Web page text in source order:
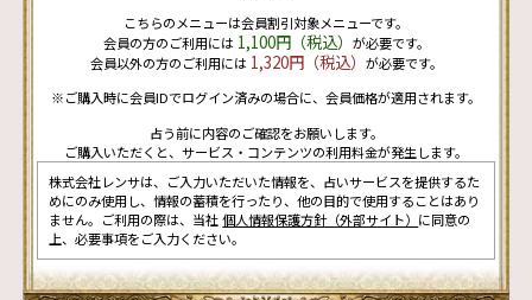
こちらのメニューは会員割引対象メニューです。
会員の方のご利用には 1,100円（税込） が必要です。
会員以外の方のご利用には 1,320円（税込） が必要です。
※ご購入時に会員IDでログイン済みの場合に、会員価格が適用されます。
占う前に内容のご確認をお願いします。
ご購入いただくと、サービス・コンテンツの利用料金が発生します。
株式会社レンサは、ご入力いただいた情報を、占いサービスを提供するた
めにのみ使用し、情報の蓄積を行ったり、他の目的で使用することはあり
ません。ご利用の際は、当社個人情報保護方針（外部サイト） に同意の
上、必要事項をご入力ください。